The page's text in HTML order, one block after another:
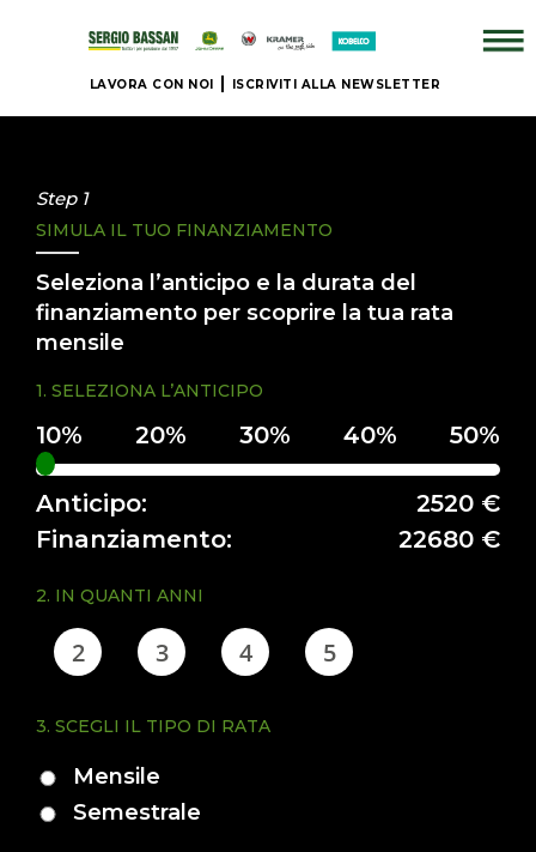
LAVORA CON NOI ISCRIVITI ALLA NEWSLETTER
BRAND
NUOVO
IL
NOSTRO
USATO
NOLEGGIO
SERVIZI
Step 1
SIMULA IL TUO FINANZIAMENTO
Seleziona l’anticipo e la durata del
finanziamento per scoprire la tua rata
mensile
1. SELEZIONA L’ANTICIPO
Anticipo:
2520 €
Finanziamento:
22680 €
2. IN QUANTI ANNI
2 3 4 5
3. SCEGLI IL TIPO DI RATA
Mensile
Semestrale